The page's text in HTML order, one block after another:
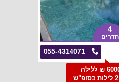
4
חדרים
055-4314071
החל מ6000 ₪ ללילה
למזמינים 2 לילות בסופ"ש